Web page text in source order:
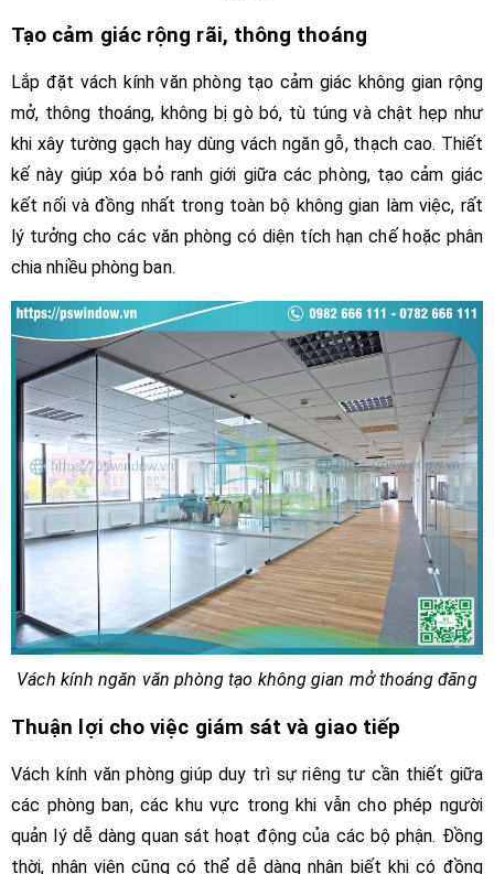
Tạo cảm giác rộng rãi, thông thoáng
Lắp đặt vách kính văn phòng tạo cảm giác không gian rộng
mở, thông thoáng, không bị gò bó, tù túng và chật hẹp như
khi xây tường gạch hay dùng vách ngăn gỗ, thạch cao. Thiết
kế này giúp xóa bỏ ranh giới giữa các phòng, tạo cảm giác
kết nối và đồng nhất trong toàn bộ không gian làm việc, rất
lý tưởng cho các văn phòng có diện tích hạn chế hoặc phân
chia nhiều phòng ban.
Vách kính ngăn văn phòng tạo không gian mở thoáng đãng
Thuận lợi cho việc giám sát và giao tiếp
Vách kính văn phòng giúp duy trì sự riêng tư cần thiết giữa
các phòng ban, các khu vực trong khi vẫn cho phép người
quản lý dễ dàng quan sát hoạt động của các bộ phận. Đồng
thời, nhân viên cũng có thể dễ dàng nhận biết khi có đồng